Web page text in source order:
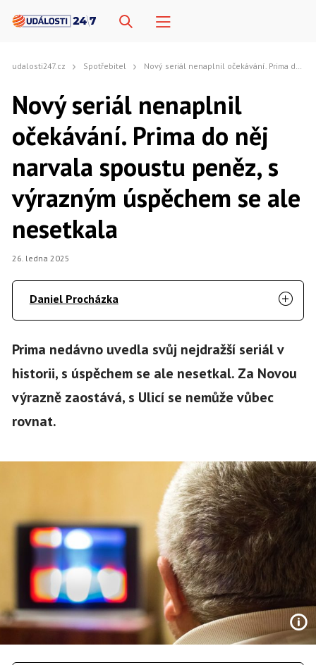
udalosti247.cz Spotřebitel Nový seriál nenaplnil očekávání. Prima do něj narvala spoustu peněz, s výrazným úspěchem se ale nesetkala
Nový seriál nenaplnil
očekávání. Prima do něj
narvala spoustu peněz, s
výrazným úspěchem se ale
nesetkala
26. ledna 2025
Daniel Procházka
Prima nedávno uvedla svůj nejdražší seriál v
historii, s úspěchem se ale nesetkal. Za Novou
výrazně zaostává, s Ulicí se nemůže vůbec
rovnat.